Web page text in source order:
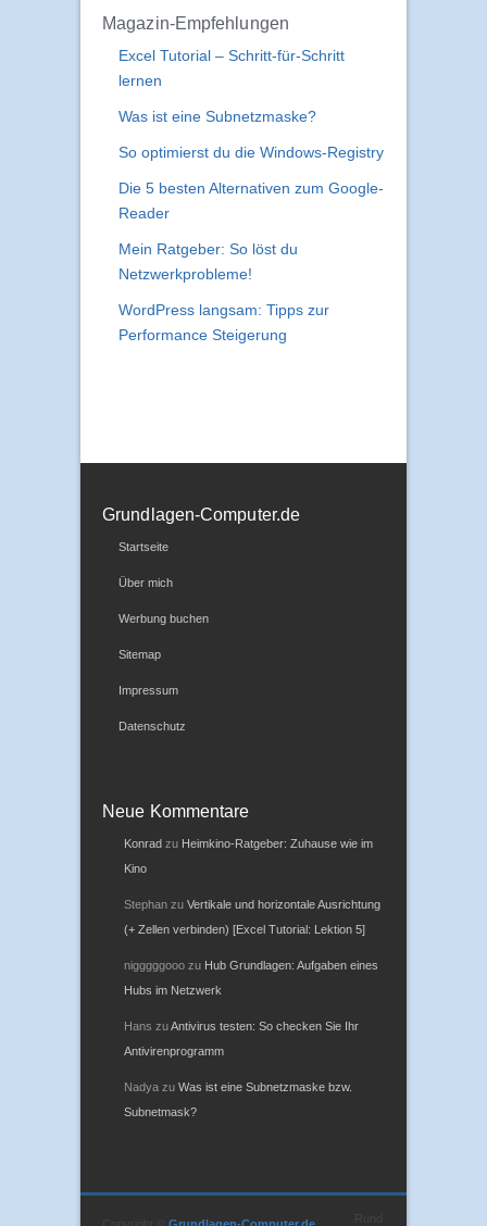
Magazin-Empfehlungen
Excel Tutorial – Schritt-für-Schritt
lernen
Was ist eine Subnetzmaske?
So optimierst du die Windows-Registry
Die 5 besten Alternativen zum Google-
Reader
Mein Ratgeber: So löst du
Netzwerkprobleme!
WordPress langsam: Tipps zur
Performance Steigerung
Grundlagen-Computer.de
Startseite
Über mich
Werbung buchen
Sitemap
Impressum
Datenschutz
Neue Kommentare
Konrad zu Heimkino-Ratgeber: Zuhause wie im
Kino
Stephan zu Vertikale und horizontale Ausrichtung
(+ Zellen verbinden) [Excel Tutorial: Lektion 5]
nigggggooo zu Hub Grundlagen: Aufgaben eines
Hubs im Netzwerk
Hans zuAntivirus testen: So checken Sie Ihr
Antivirenprogramm
Nadya zu Was ist eine Subnetzmaske bzw.
Subnetmask?
Rund